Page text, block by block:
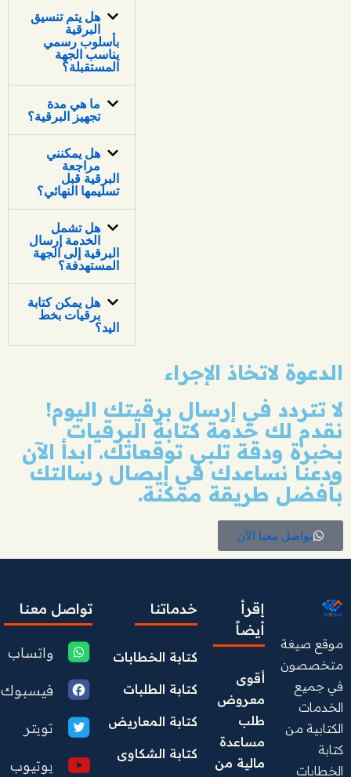
هل يتم تنسيق
البرقية
بأسلوب رسمي
يناسب الجهة
المستقبلة؟
ما هي مدة
تجهيز البرقية؟
هل يمكنني
مراجعة
البرقية قبل
تسليمها النهائي؟
هل تشمل
الخدمة إرسال
البرقية إلى الجهة
المستهدفة؟
هل يمكن كتابة
برقيات بخط
اليد؟
الدعوة لاتخاذ الإجراء
لا تتردد في إرسال برقيتك اليوم!
نقدم لك خدمة كتابة البرقيات
بخبرة ودقة تلبي توقعاتك. ابدأ الآن
ودعنا نساعدك في إيصال رسالتك
بأفضل طريقة ممكنة.
تواصل معنا الآن
موقع صيغة
متخصصون
في جميع
الخدمات
الكتابية من
كتابة
الخطابات
إقرأ
أيضاً
خدماتنا
كتابة الخطابات
كتابة الطلبات
كتابة المعاريض
كتابة الشكاوى
تواصل معنا
واتساب
فيسبوك
تويتر
يوتيوب